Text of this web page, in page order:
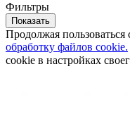
Фильтры
Показать
Продолжая пользоваться
обработку файлов cookie.
cookie в настройках